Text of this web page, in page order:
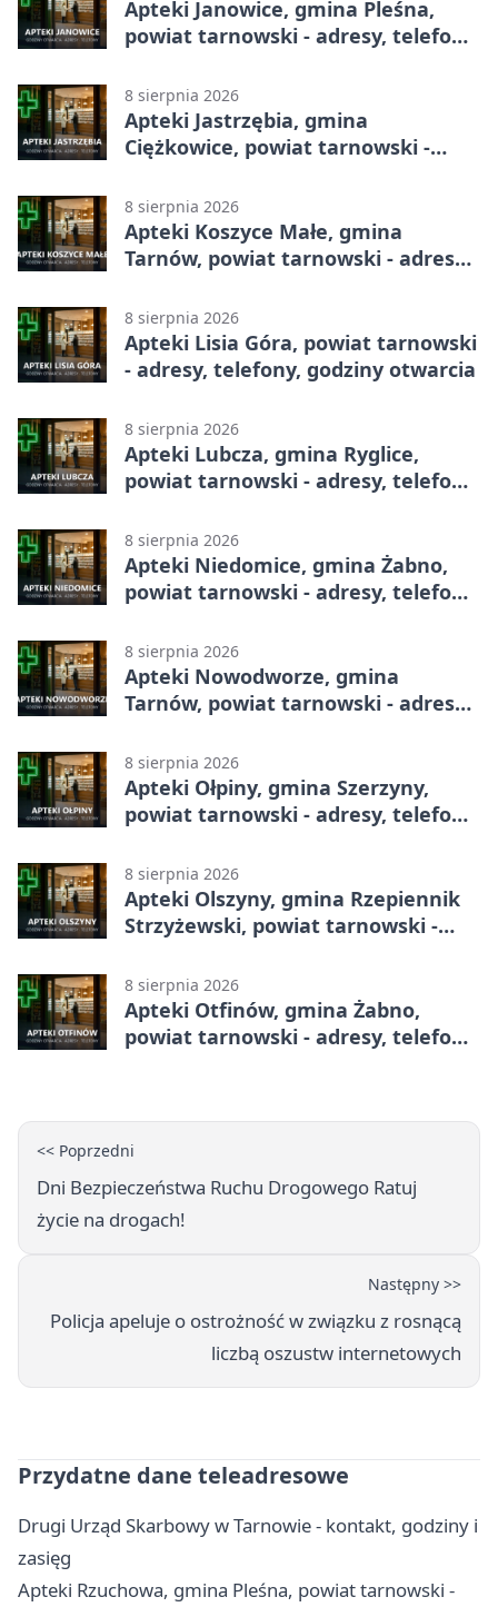
Apteki Janowice, gmina Pleśna,
powiat tarnowski - adresy, telefony,
8 sierpnia 2026
Apteki Jastrzębia, gmina
Ciężkowice, powiat tarnowski -
8 sierpnia 2026
Apteki Koszyce Małe, gmina
Tarnów, powiat tarnowski - adresy,
8 sierpnia 2026
Apteki Lisia Góra, powiat tarnowski
- adresy, telefony, godziny otwarcia
8 sierpnia 2026
Apteki Lubcza, gmina Ryglice,
powiat tarnowski - adresy, telefony,
8 sierpnia 2026
Apteki Niedomice, gmina Żabno,
powiat tarnowski - adresy, telefony,
8 sierpnia 2026
Apteki Nowodworze, gmina
Tarnów, powiat tarnowski - adresy,
8 sierpnia 2026
Apteki Ołpiny, gmina Szerzyny,
powiat tarnowski - adresy, telefony,
8 sierpnia 2026
Apteki Olszyny, gmina Rzepiennik
Strzyżewski, powiat tarnowski -
8 sierpnia 2026
Apteki Otfinów, gmina Żabno,
powiat tarnowski - adresy, telefony,
<< Poprzedni
Dni Bezpieczeństwa Ruchu Drogowego Ratuj
życie na drogach!
Następny >>
Policja apeluje o ostrożność w związku z rosnącą
liczbą oszustw internetowych
Przydatne dane teleadresowe
Drugi Urząd Skarbowy w Tarnowie - kontakt, godziny i
zasięg
Apteki Rzuchowa, gmina Pleśna, powiat tarnowski -